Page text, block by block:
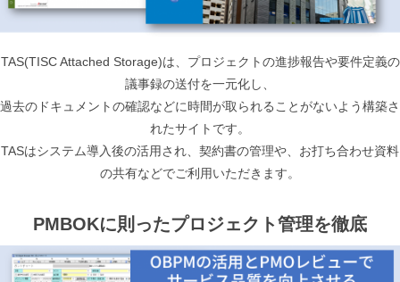
TAS(TISC Attached Storage)は、プロジェクトの進捗報告や要件定義の
議事録の送付を一元化し、
過去のドキュメントの確認などに時間が取られることがないよう構築さ
れたサイトです。
TASはシステム導入後の活用され、契約書の管理や、お打ち合わせ資料
の共有などでご利用いただきます。
PMBOKに則ったプロジェクト管理を徹底